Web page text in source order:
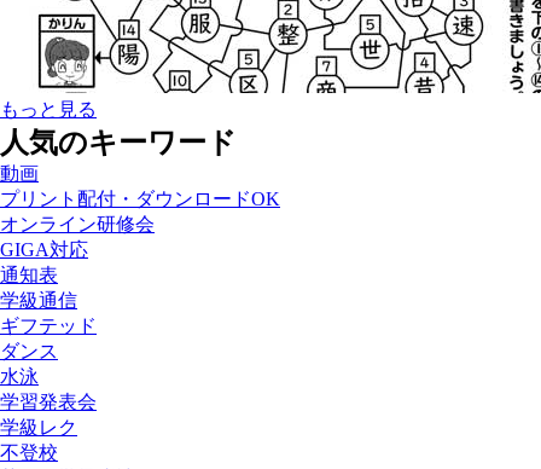
もっと見る
人気のキーワード
動画
プリント配付・ダウンロードOK
オンライン研修会
GIGA対応
通知表
学級通信
ギフテッド
ダンス
水泳
学習発表会
学級レク
不登校